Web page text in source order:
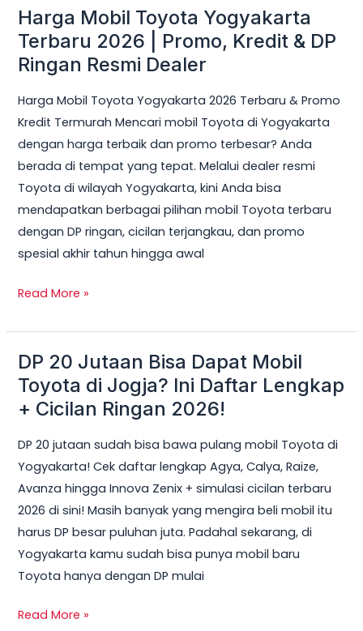
Harga Mobil Toyota Yogyakarta
Terbaru 2026 | Promo, Kredit & DP
Ringan Resmi Dealer
Harga Mobil Toyota Yogyakarta 2026 Terbaru & Promo
Kredit Termurah Mencari mobil Toyota di Yogyakarta
dengan harga terbaik dan promo terbesar? Anda
berada di tempat yang tepat. Melalui dealer resmi
Toyota di wilayah Yogyakarta, kini Anda bisa
mendapatkan berbagai pilihan mobil Toyota terbaru
dengan DP ringan, cicilan terjangkau, dan promo
spesial akhir tahun hingga awal
Harga
Mobil
Toyota
Terbaru
2026
|
Promo,
Kredit
&
DP
Ringan
Dealer
Read More »
DP 20 Jutaan Bisa Dapat Mobil
Toyota di Jogja? Ini Daftar Lengkap
+ Cicilan Ringan 2026!
DP 20 jutaan sudah bisa bawa pulang mobil Toyota di
Yogyakarta! Cek daftar lengkap Agya, Calya, Raize,
Avanza hingga Innova Zenix + simulasi cicilan terbaru
2026 di sini! Masih banyak yang mengira beli mobil itu
harus DP besar puluhan juta. Padahal sekarang, di
Yogyakarta kamu sudah bisa punya mobil baru
Toyota hanya dengan DP mulai
DP
20
Jutaan
Dapat
Mobil
Toyota
di
Jogja?
Ini
Daftar
+
Read More »